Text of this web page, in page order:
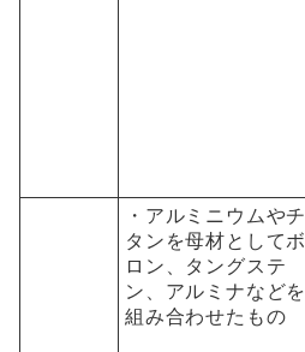
・アルミニウムやチ
タンを母材としてボ
ロン、タングステ
ン、アルミナなどを
組み合わせたもの